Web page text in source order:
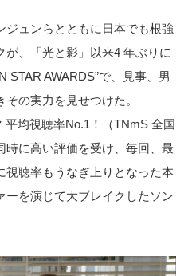
ジュンらとともに日本でも根強
が、「光と影」以来4 年ぶりに
STAR AWARDS”で、見事、男
の実力を見せつけた。
平均視聴率No.1！（TNmS 全国
時に高い評価を受け、毎回、最
視聴率もうなぎ上りとなった本
ーを演じて大ブレイクしたソン